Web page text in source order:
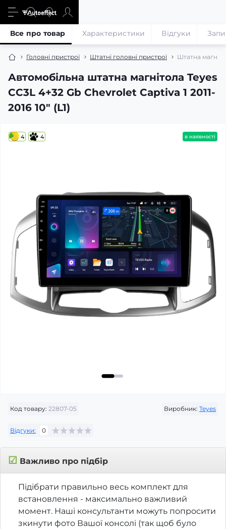
Головні пристрої Штатні головні пристрої Штатна
Автомобільна штатна магнітола Teyes
CC3L 4+32 Gb Chevrolet Captiva 1 2011-
2016 10" (L1)
Все про товар Характеристики Відгуки
4 4 в наявності
Код товару: 22807-05 Виробник: Teyes
Відгуки: 0
☑ Важливо про підбір
Підібрати правильно весь комплект для
встановлення - максимально важливий
момент. Наші консультанти можуть попросити
зкинути фото Вашої консолі (так щоб було